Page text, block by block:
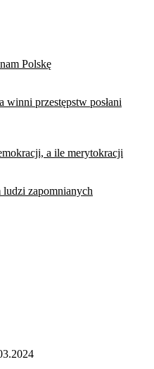
Polskę
przestępstw posłani
a ile merytokracji
zapomnianych